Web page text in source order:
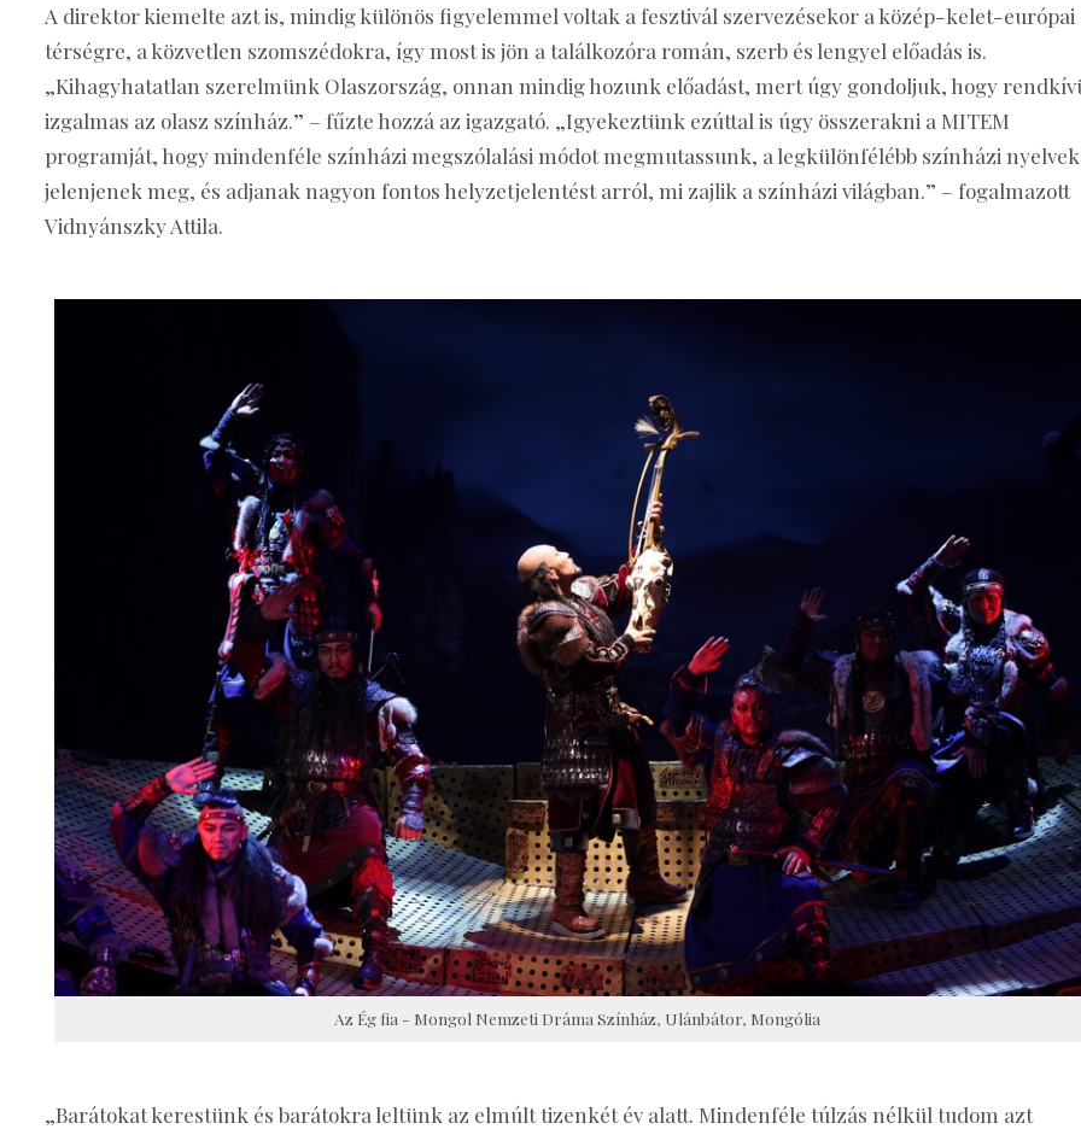
A direktor kiemelte azt is, mindig különös figyelemmel voltak a fesztivál szervezésekor a közép-kelet-európai
térségre, a közvetlen szomszédokra, így most is jön a találkozóra román, szerb és lengyel előadás is.
„Kihagyhatatlan szerelmünk Olaszország, onnan mindig hozunk előadást, mert úgy gondoljuk, hogy
izgalmas az olasz színház.” – fűzte hozzá az igazgató. „Igyekeztünk ezúttal is úgy összerakni a MITEM
programját, hogy mindenféle színházi megszólalási módot megmutassunk, a legkülönfélébb színházi nyelvek
jelenjenek meg, és adjanak nagyon fontos helyzetjelentést arról, mi zajlik a színházi világban.” – fogalmazott
Vidnyánszky Attila.
Az Ég fia - Mongol Nemzeti Dráma Színház, Ulánbátor, Mongólia
„Barátokat kerestünk és barátokra leltünk az elmúlt tizenkét év alatt. Mindenféle túlzás nélkül tudom azt